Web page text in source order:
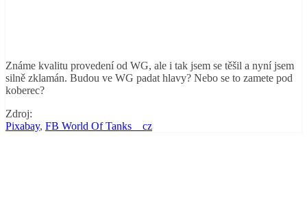
Známe kvalitu provedení od WG, ale i tak jsem se těšil a nyní jsem
silně zklamán. Budou ve WG padat hlavy? Nebo se to zamete pod
koberec?
Zdroj:
Pixabay, FB World Of Tanks__cz